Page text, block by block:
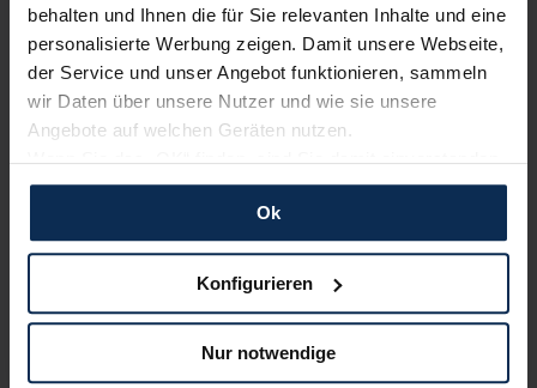
behalten und Ihnen die für Sie relevanten Inhalte und eine
personalisierte Werbung zeigen. Damit unsere Webseite,
der Service und unser Angebot funktionieren, sammeln
wir Daten über unsere Nutzer und wie sie unsere
Angebote auf welchen Geräten nutzen.
Wenn Sie das „OK“ finden, sind Sie damit einverstanden
und erlauben uns Cookies für unseren Service zu
verwenden und diese Daten an Dritte weiterzugeben,
etwa an unsere Marketingpartner. Falls Sie dem nicht
zustimmen möchten, beschränken wir uns auf die
dann nicht auf Sie zuschneiden und Sie somit nicht
perfekt auf dem Weg zu Ihrem Neuwagen unterstützen.
Ok
Konfigurieren
Nur notwendige
Nachrichten
KI-generiert
Jeep: Umweltbonusgarantie für Renegade
4xe und Compass 4xe